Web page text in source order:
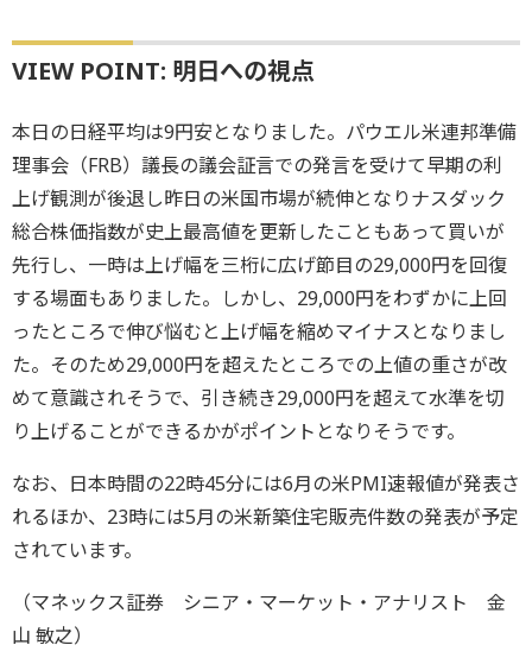
VIEW POINT: 明日への視点
本日の日経平均は9円安となりました。パウエル米連邦準備
理事会（FRB）議長の議会証言での発言を受けて早期の利
上げ観測が後退し昨日の米国市場が続伸となりナスダック
総合株価指数が史上最高値を更新したこともあって買いが
先行し、一時は上げ幅を三桁に広げ節目の29,000円を回復
する場面もありました。しかし、29,000円をわずかに上回
ったところで伸び悩むと上げ幅を縮めマイナスとなりまし
た。そのため29,000円を超えたところでの上値の重さが改
めて意識されそうで、引き続き29,000円を超えて水準を切
り上げることができるかがポイントとなりそうです。
なお、日本時間の22時45分には6月の米PMI速報値が発表さ
れるほか、23時には5月の米新築住宅販売件数の発表が予定
されています。
（マネックス証券 シニア・マーケット・アナリスト 金
山 敏之）